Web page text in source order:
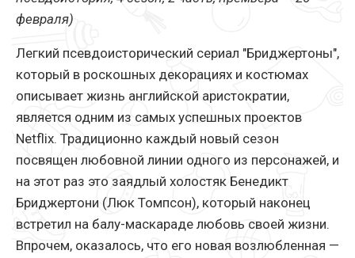
февраля)
Легкий псевдоисторический сериал "Бриджертоны",
который в роскошных декорациях и костюмах
описывает жизнь английской аристократии,
является одним из самых успешных проектов
Netflix. Традиционно каждый новый сезон
посвящен любовной линии одного из персонажей, и
на этот раз это заядлый холостяк Бенедикт
Бриджертони (Люк Томпсон), который наконец
встретил на балу-маскараде любовь своей жизни.
Впрочем, оказалось, что его новая возлюбленная —